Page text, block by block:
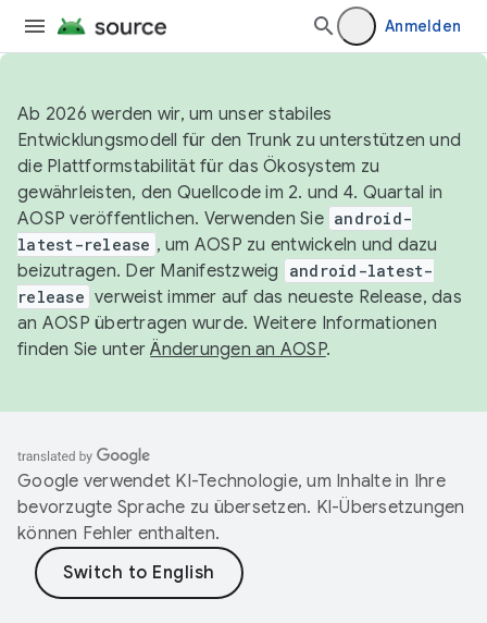
Anmelden
Ab 2026 werden wir, um unser stabiles
Entwicklungsmodell für den Trunk zu unterstützen und
die Plattformstabilität für das Ökosystem zu
gewährleisten, den Quellcode im 2. und 4. Quartal in
AOSP veröffentlichen. Verwenden Sie android-
latest-release , um AOSP zu entwickeln und dazu
beizutragen. Der Manifestzweig
android-latest-
release verweist immer auf das neueste Release, das
an AOSP übertragen wurde. Weitere Informationen
finden Sie unterÄnderungen an AOSP.
Google verwendet KI-Technologie, um Inhalte in Ihre
bevorzugte Sprache zu übersetzen. KI-Übersetzungen
können Fehler enthalten.